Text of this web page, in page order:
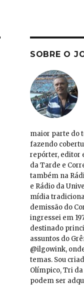
SOBRE O
maior parte do
fazendo
repórter, editor
da Tarde e
também na
e Rádio da
mídia
demissão do
ingressei em
destinado
assuntos do
@ilgowink,
temas. Sou
Olímpico, Tri
podem ser